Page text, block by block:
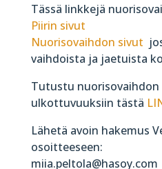
Tässä linkkejä
Piirin sivut
Nuorisovaihdon sivut
vaihdoista ja jaetuista
Tutustu nuorisovaihdon
ulkottuvuuksiin tästä
Lähetä avoin hakemus
osoitteeseen:
miia.peltola@hasoy.com